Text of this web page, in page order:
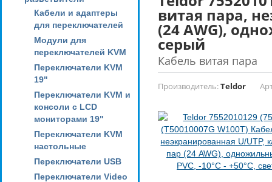
Кабели и адаптеры
для переключателей
Модули для
переключателей KVM
Переключатели KVM
19"
Переключатели KVM и
консоли с LCD
мониторами 19"
Переключатели KVM
настольные
Переключатели USB
Переключатели Video
витая пара,
(24 AWG),
серый
Кабель витая пара
Производитель:Teldor